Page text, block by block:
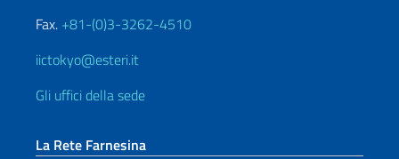
Fax. +81-(0)3-3262-4510
iictokyo@esteri.it
Gli uffici della sede
La Rete Farnesina